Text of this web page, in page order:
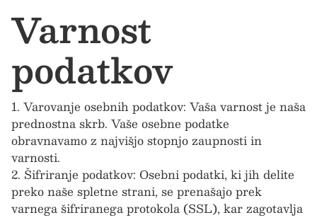
Varnost
podatkov
1. Varovanje osebnih podatkov: Vaša varnost je naša
prednostna skrb. Vaše osebne podatke
obravnavamo z najvišjo stopnjo zaupnosti in
varnosti.
2. Šifriranje podatkov: Osebni podatki, ki jih delite
preko naše spletne strani, se prenašajo prek
varnega šifriranega protokola (SSL), kar zagotavlja